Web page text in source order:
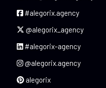
#alegorix.agency
@alegorix_agency
#alegorix-agency
@alegorix.agency
alegorix